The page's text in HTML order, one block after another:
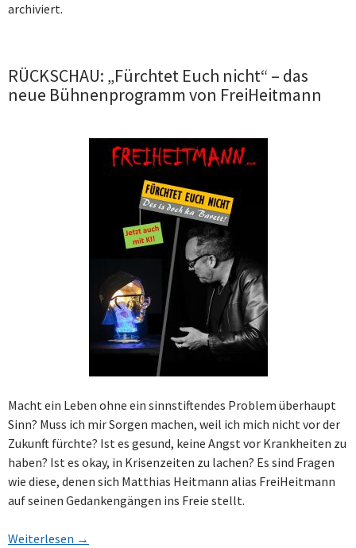
archiviert.
RÜCKSCHAU: „Fürchtet Euch nicht“ – das
neue Bühnenprogramm von FreiHeitmann
Macht ein Leben ohne ein sinnstiftendes Problem überhaupt
Sinn? Muss ich mir Sorgen machen, weil ich mich nicht vor der
Zukunft fürchte? Ist es gesund, keine Angst vor Krankheiten zu
haben? Ist es okay, in Krisenzeiten zu lachen? Es sind Fragen
wie diese, denen sich Matthias Heitmann alias FreiHeitmann
auf seinen Gedankengängen ins Freie stellt.
Weiterlesen →